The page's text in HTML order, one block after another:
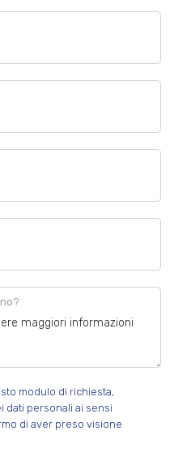
modulo di richiesta,
dati personali ai sensi
di aver preso visione